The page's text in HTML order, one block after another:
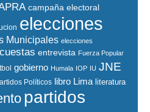
campaña electoral
elecciones
Municipales elecciones
entrevista Fuerza Popular
gobierno Humala IOP IU JNE
Políticos libro Lima literatura
partidos